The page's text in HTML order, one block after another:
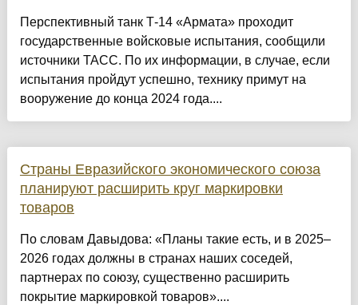
Перспективный танк Т-14 «Армата» проходит
государственные войсковые испытания, сообщили
источники ТАСС. По их информации, в случае, если
испытания пройдут успешно, технику примут на
вооружение до конца 2024 года....
Страны Евразийского экономического союза
планируют расширить круг маркировки
товаров
По словам Давыдова: «Планы такие есть, и в 2025–
2026 годах должны в странах наших соседей,
партнерах по союзу, существенно расширить
покрытие маркировкой товаров»....